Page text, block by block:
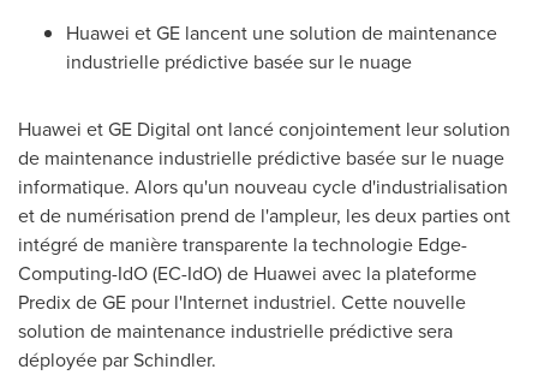
Huawei et GE lancent une solution de maintenance
industrielle prédictive basée sur le nuage
Huawei et GE Digital ont lancé conjointement leur solution
de maintenance industrielle prédictive basée sur le nuage
informatique. Alors qu'un nouveau cycle d'industrialisation
et de numérisation prend de l'ampleur, les deux parties ont
intégré de manière transparente la technologie Edge-
Computing-IdO (EC-IdO) de Huawei avec la plateforme
Predix de GE pour l'Internet industriel. Cette nouvelle
solution de maintenance industrielle prédictive sera
déployée par Schindler.